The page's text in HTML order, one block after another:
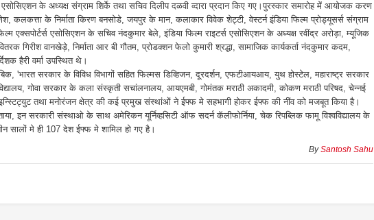
के अध्यक्ष संग्राम शिर्के तथा सचिव दिलीप दळवी व्दारा प्रदान किए गए।पुरस्कार समारोह में आयोजक करण
कलकत्ता के निर्माता किरण बनसोडे, जयपुर के मान, कलाकार विवेक शेट्टी, वेस्टर्न इंडिया फिल्म प्रोड्यूसर्स संग्राम
एक्सपोर्टर्स एसोसिएशन के सचिव नंदकुमार बेले, इंडिया फिल्म राइटर्स एसोसिएशन के अध्यक्ष रवींद्र अरोड़ा, म्यूजिक
गिरीश वानखेड़े, निर्माता आर बी गौतम, प्रोडक्शन फेलो कुमारी श्रद्धा, सामाजिक कार्यकर्ता नंदकुमार कदम,
हैरी वर्मा उपस्थित थे।
सरकार के विविध विभागों सहित फिल्मस डिव्हिजन, दूरदर्शन, एफटीआयआय, युथ होस्टेल, महाराष्ट्र सरकार
गोवा सरकार के कला संस्कृती सचांलनालय, आयएमबी, गोमंतक मराठी अकादमी, कोकण मराठी परिषद, चेन्नई
इन्स्टिट्युट तथा मनोरंजन क्षेत्र की कई प्रमुख संस्थांओं ने ईफ्फ मे सहभागी होकर ईफ्फ की नींव को मजबूत किया है।
इन सरकारी संस्थाओ के साथ अमेरिकन यूर्निव्हसिटी ऑफ सदर्न कॅलीफोर्निया, चेक रिपब्लिक फामू विश्वविद्यालय के
सालों मे ही 107 देश ईफ्फ मे शामिल हो गए है।
BySantosh Sahu